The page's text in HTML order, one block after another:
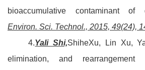
bioaccumulative contaminant of
Environ. Sci. Technol., 2015, 49(24),
4.Yali Shi,ShiheXu, Lin Xu,
elimination, and